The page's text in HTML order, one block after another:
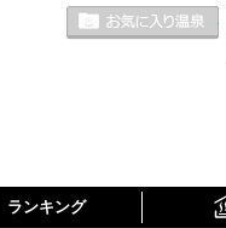
ランキング